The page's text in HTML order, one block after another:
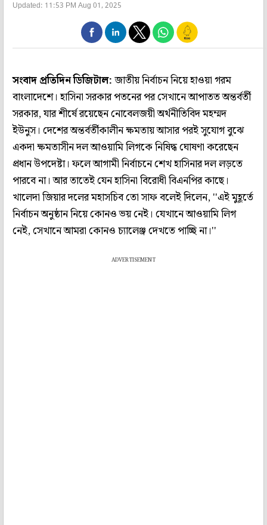
Updated: 11:53 PM Aug 01, 2025
সংবাদ প্রতিদিন ডিজিটাল:জাতীয় নির্বাচন নিয়ে হাওয়া গরম
বাংলাদেশে। হাসিনা সরকার পতনের পর সেখানে আপাতত অন্তর্বর্তী
সরকার, যার শীর্ষে রয়েছেন নোবেলজয়ী অর্থনীতিবিদ মহম্মদ
ইউনুস। দেশের অন্তর্বর্তীকালীন ক্ষমতায় আসার পরই সুযোগ বুঝে
একদা ক্ষমতাসীন দল আওয়ামি লিগকে নিষিদ্ধ ঘোষণা করেছেন
প্রধান উপদেষ্টা। ফলে আগামী নির্বাচনে শেখ হাসিনার দল লড়তে
পারবে না। আর তাতেই যেন হাসিনা বিরোধী বিএনপির কাছে।
খালেদা জিয়ার দলের মহাসচিব তো সাফ বলেই দিলেন, ''এই মুহূর্তে
নির্বাচন অনুষ্ঠান নিয়ে কোনও ভয় নেই। যেখানে আওয়ামি লিগ
নেই, সেখানে আমরা কোনও চ্যালেঞ্জ দেখতে পাচ্ছি না।''
ADVERTISEMENT